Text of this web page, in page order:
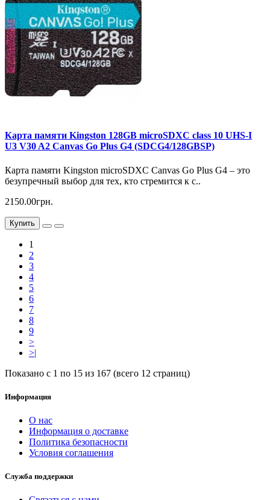
Карта памяти Kingston 128GB microSDXC сlass 10 UHS-I
U3 V30 A2 Canvas Go Plus G4 (SDCG4/128GBSP)
Карта памяти Kingston microSDXC Canvas Go Plus G4 – это
безупречный выбор для тех, кто стремится к с..
2150.00грн.
Купить
1
2
3
4
5
6
7
8
9
>
>|
Показано с 1 по 15 из 167 (всего 12 страниц)
Информация
О нас
Информация о доставке
Политика безопасности
Условия соглашения
Служба поддержки